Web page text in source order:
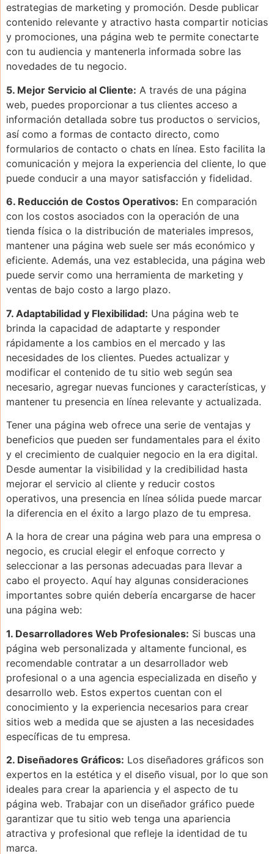
estrategias de marketing y promoción. Desde publicar
contenido relevante y atractivo hasta compartir noticias
y promociones, una página web te permite conectarte
con tu audiencia y mantenerla informada sobre las
novedades de tu negocio.
5. Mejor Servicio al Cliente: A través de una página
web, puedes proporcionar a tus clientes acceso a
información detallada sobre tus productos o servicios,
así como a formas de contacto directo, como
formularios de contacto o chats en línea. Esto facilita la
comunicación y mejora la experiencia del cliente, lo que
puede conducir a una mayor satisfacción y fidelidad.
6. Reducción de Costos Operativos: En comparación
con los costos asociados con la operación de una
tienda física o la distribución de materiales impresos,
mantener una página web suele ser más económico y
eficiente. Además, una vez establecida, una página web
puede servir como una herramienta de marketing y
ventas de bajo costo a largo plazo.
7. Adaptabilidad y Flexibilidad: Una página web te
brinda la capacidad de adaptarte y responder
rápidamente a los cambios en el mercado y las
necesidades de los clientes. Puedes actualizar y
modificar el contenido de tu sitio web según sea
necesario, agregar nuevas funciones y características, y
mantener tu presencia en línea relevante y actualizada.
Tener una página web ofrece una serie de ventajas y
beneficios que pueden ser fundamentales para el éxito
y el crecimiento de cualquier negocio en la era digital.
Desde aumentar la visibilidad y la credibilidad hasta
mejorar el servicio al cliente y reducir costos
operativos, una presencia en línea sólida puede marcar
la diferencia en el éxito a largo plazo de tu empresa.
A la hora de crear una página web para una empresa o
negocio, es crucial elegir el enfoque correcto y
seleccionar a las personas adecuadas para llevar a
cabo el proyecto. Aquí hay algunas consideraciones
importantes sobre quién debería encargarse de hacer
una página web:
1. Desarrolladores Web Profesionales: Si buscas una
página web personalizada y altamente funcional, es
recomendable contratar a un desarrollador web
profesional o a una agencia especializada en diseño y
desarrollo web. Estos expertos cuentan con el
conocimiento y la experiencia necesarios para crear
sitios web a medida que se ajusten a las necesidades
específicas de tu empresa.
2. Diseñadores Gráficos: Los diseñadores gráficos son
expertos en la estética y el diseño visual, por lo que son
ideales para crear la apariencia y el aspecto de tu
página web. Trabajar con un diseñador gráfico puede
garantizar que tu sitio web tenga una apariencia
atractiva y profesional que refleje la identidad de tu
marca.